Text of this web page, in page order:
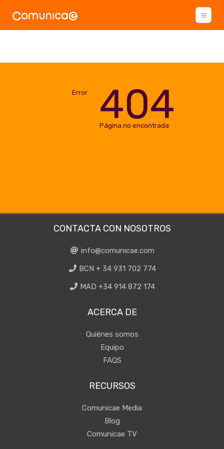
Error 404
Página no encontrada
CONTACTA CON NOSOTROS
info@comunicae.com
BCN + 34 931 702 774
MAD +34 914 872 174
ACERCA DE
Quiénes somos
Equipo
FAQS
RECURSOS
Comunicae Media
Blog
Comunicae TV